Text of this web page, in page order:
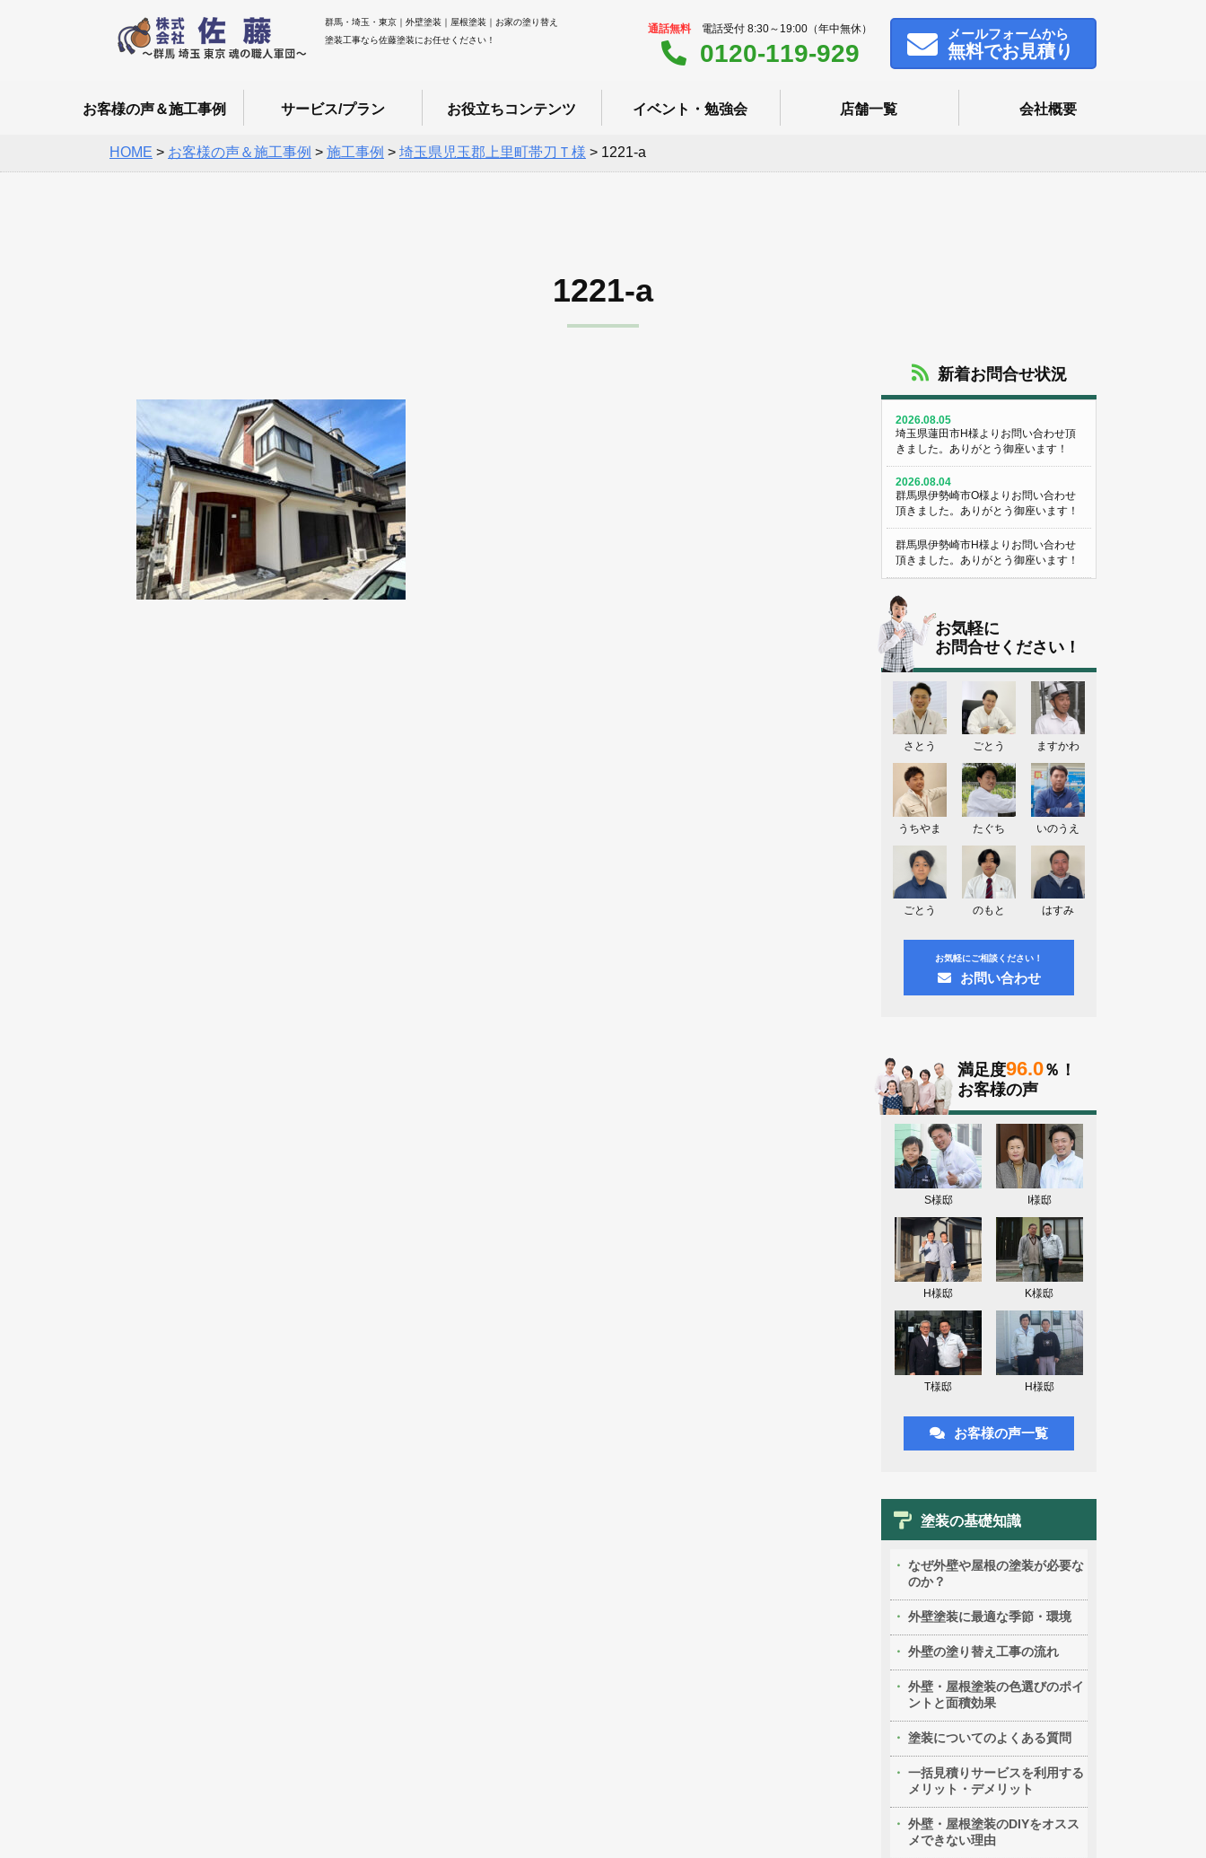
群馬・埼玉・東京｜外壁塗装｜屋根塗装｜お家の塗り替え
塗装工事なら佐藤塗装にお任せください！
通話無料 電話受付 8:30～19:00（年中無休）
0120-119-929
メールフォームから
無料でお見積り
お客様の声＆施工事例 サービス/プラン お役立ちコンテンツ イベント・勉強会 店舗一覧 会社概要
HOME > お客様の声＆施工事例 > 施工事例 > 埼玉県児玉郡上里町帯刀Ｔ様 > 1221-a
1221-a
新着お問合せ状況
2026.08.05
埼玉県蓮田市H様よりお問い合わせ頂
きました。ありがとう御座います！
2026.08.04
群馬県伊勢崎市O様よりお問い合わせ
頂きました。ありがとう御座います！
群馬県伊勢崎市H様よりお問い合わせ
頂きました。ありがとう御座います！
埼玉県熊谷市M様よりお問い合わせ頂
きました。ありがとう御座います！
埼玉県熊谷市S様よりお問い合わせ頂
きました。ありがとう御座います！
群馬県伊勢崎市K様よりお問い合わせ
頂きました。ありがとう御座います！
東京都葛飾区N様よりお問い合わせ頂
2026.08.03
神奈川県川崎市A様よりお問い合わせ
頂きました。ありがとう御座います！
群馬県高崎市E様よりお問い合わせ頂
きました。ありがとう御座います！
2026.08.02
東京都練馬区K様よりお問い合わせ頂
お気軽に
お問合せください！
さとう ごとう ますかわ
うちやま たぐち いのうえ
ごとう のもと はすみ
お気軽にご相談ください！
お問い合わせ
満足度96.0％！
お客様の声
S様邸 I様邸
H様邸 K様邸
T様邸 H様邸
お客様の声一覧
塗装の基礎知識
なぜ外壁や屋根の塗装が必要な
のか？
外壁塗装に最適な季節・環境
外壁の塗り替え工事の流れ
外壁・屋根塗装の色選びのポイ
ントと面積効果
塗装についてのよくある質問
一括見積りサービスを利用する
メリット・デメリット
外壁・屋根塗装のDIYをオスス
メできない理由